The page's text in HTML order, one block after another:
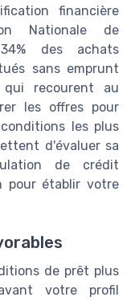
financière
Nationale de
des achats
sans emprunt
qui recourent au
les offres pour
les plus
d'évaluer sa
de crédit
pour établir votre
de prêt plus
votre profil